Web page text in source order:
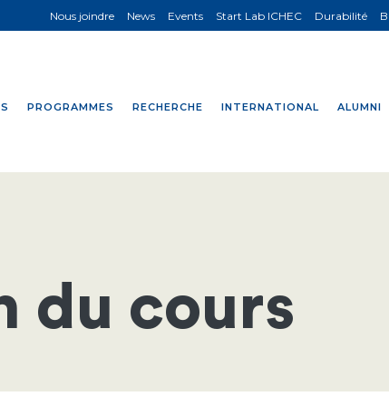
PROGRAMMES RECHERCHE INTERNATIONAL ALUMNI
Nous joindre News Events Start Lab ICHEC Durabilité
du cours